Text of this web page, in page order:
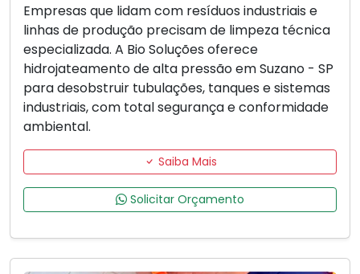
Empresas que lidam com resíduos industriais e
linhas de produção precisam de limpeza técnica
especializada. A Bio Soluções oferece
hidrojateamento de alta pressão em Suzano - SP
para desobstruir tubulações, tanques e sistemas
industriais, com total segurança e conformidade
ambiental.
Saiba Mais
Solicitar Orçamento